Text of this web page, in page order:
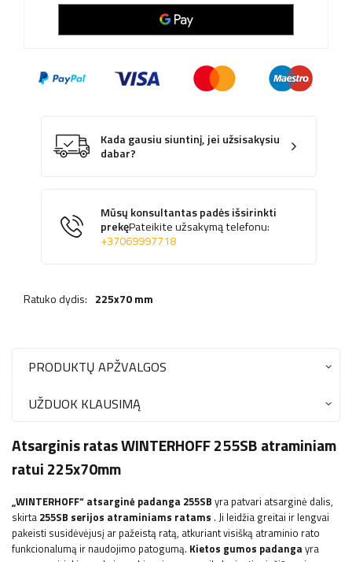
Kada gausiu siuntinį, jei užsisakysiu
dabar?
Mūsų konsultantas padės išsirinkti
prekęPateikite užsakymą telefonu:
+37069997718
Ratuko dydis: 225x70 mm
PRODUKTŲ APŽVALGOS
UŽDUOK KLAUSIMĄ
Atsarginis ratas WINTERHOFF 255SB atraminiam
ratui 225x70mm
„WINTERHOFF“ atsarginė padanga 255SB yra patvari atsarginė dalis,
skirta 255SB serijos atraminiams ratams . Ji leidžia greitai ir lengvai
pakeisti susidėvėjusį ar pažeistą ratą, atkuriant visišką atraminio rato
funkcionalumą ir naudojimo patogumą. Kietos gumos padangayra